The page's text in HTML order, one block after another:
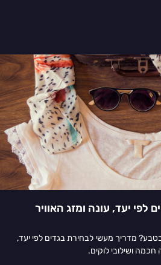
יעד, עונה ומזג האוויר
מדריך מעשי לבחירת בגדים לפי יעד,
חכמה ושילובי לוקים.